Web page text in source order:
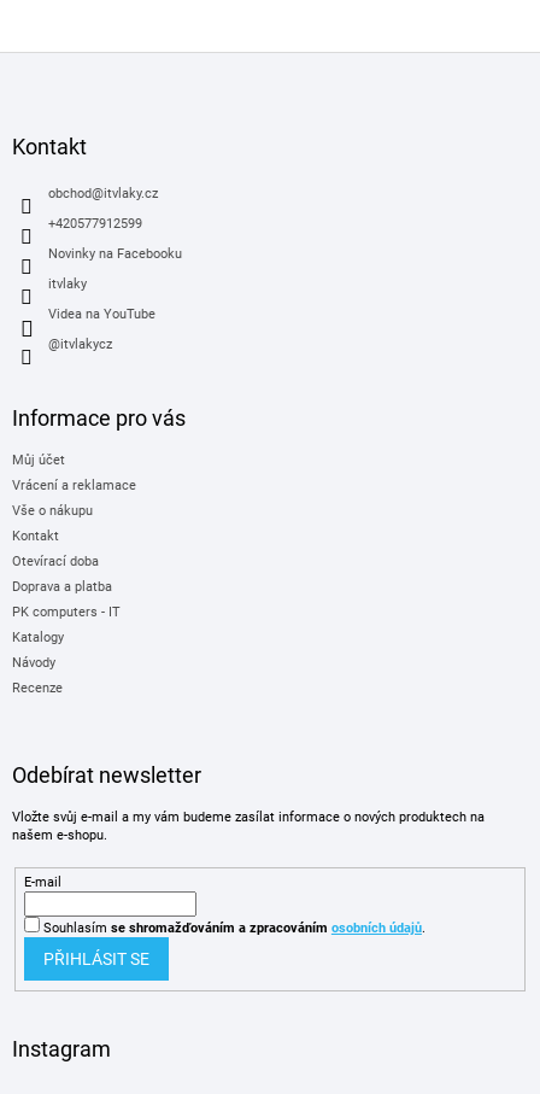
Kontakt
obchod@itvlaky.cz
+420577912599
Novinky na Facebooku
itvlaky
Videa na YouTube
@itvlakycz
Informace pro vás
Můj účet
Vrácení a reklamace
Vše o nákupu
Kontakt
Otevírací doba
Doprava a platba
PK computers - IT
Katalogy
Návody
Recenze
Odebírat newsletter
Vložte svůj e-mail a my vám budeme zasílat informace o nových produktech na
našem e-shopu.
E-mail
Souhlasím se shromažďováním a zpracováním osobních údajů.
PŘIHLÁSIT SE
Instagram